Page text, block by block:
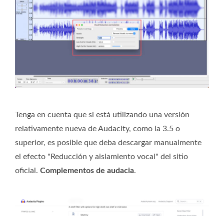
Tenga en cuenta que si está utilizando una versión
relativamente nueva de Audacity, como la 3.5 o
superior, es posible que deba descargar manualmente
el efecto "Reducción y aislamiento vocal" del sitio
oficial. Complementos de audacia.